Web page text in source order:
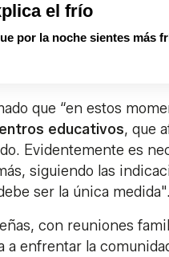
el frío
por la noche sientes más
que “en estos
educativos, que
Evidentemente es
siguiendo las
ser la única medida".
con reuniones
a enfrentar la